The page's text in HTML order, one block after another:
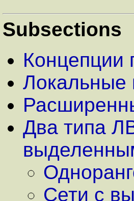
Subsections
Концепции
Локальные
Два типа
Сети с